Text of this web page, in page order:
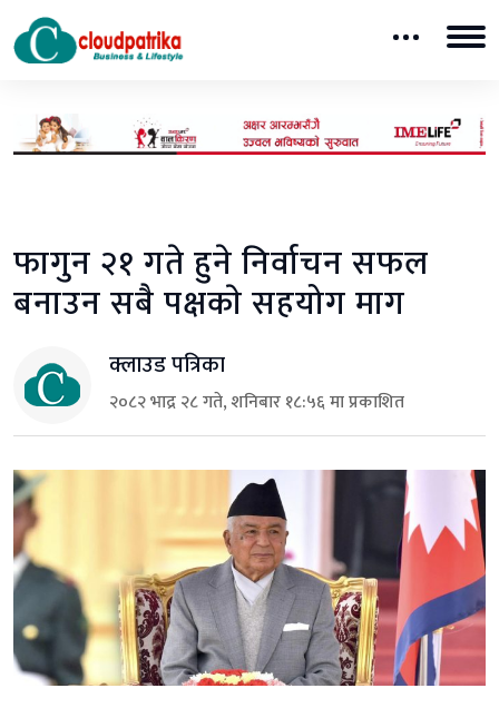
फागुन २१ गते हुने निर्वाचन सफल
बनाउन सबै पक्षकाे सहयोग माग
क्लाउड पत्रिका
२०८२ भाद्र २८ गते, शनिबार १८:५६ मा प्रकाशित